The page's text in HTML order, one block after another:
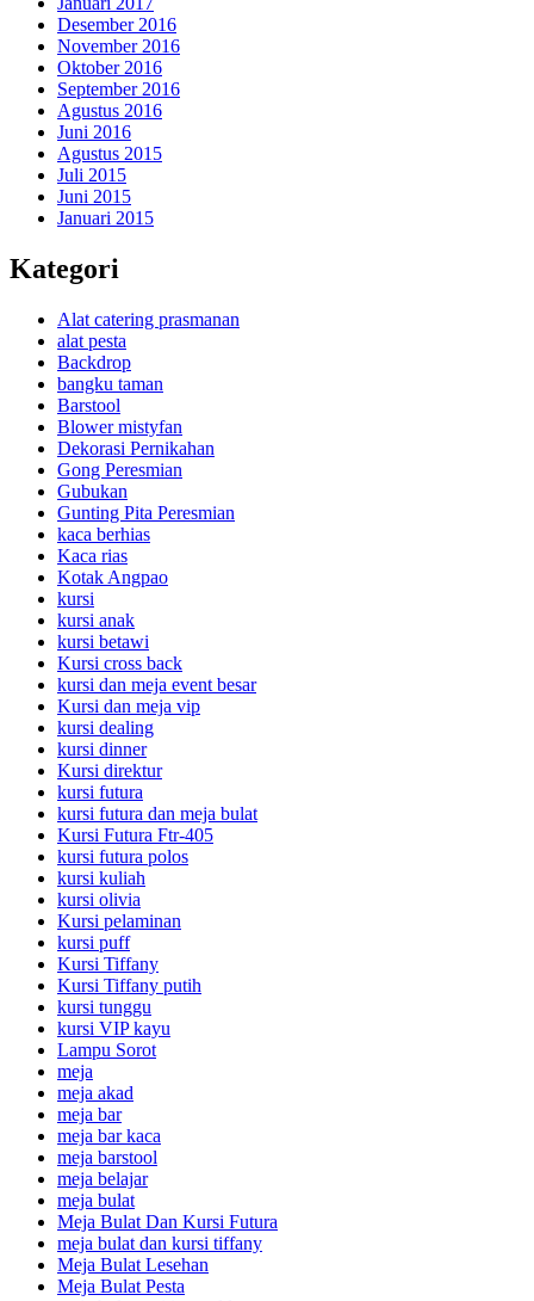
Desember 2016
November 2016
Oktober 2016
September 2016
Agustus 2016
Juni 2016
Agustus 2015
Juli 2015
Juni 2015
Januari 2015
Kategori
Alat catering prasmanan
alat pesta
Backdrop
bangku taman
Barstool
Blower mistyfan
Dekorasi Pernikahan
Gong Peresmian
Gubukan
Gunting Pita Peresmian
kaca berhias
Kaca rias
Kotak Angpao
kursi
kursi anak
kursi betawi
Kursi cross back
kursi dan meja event besar
Kursi dan meja vip
kursi dealing
kursi dinner
Kursi direktur
kursi futura
kursi futura dan meja bulat
Kursi Futura Ftr-405
kursi futura polos
kursi kuliah
kursi olivia
Kursi pelaminan
kursi puff
Kursi Tiffany
Kursi Tiffany putih
kursi tunggu
kursi VIP kayu
Lampu Sorot
meja
meja akad
meja bar
meja bar kaca
meja barstool
meja belajar
meja bulat
Meja Bulat Dan Kursi Futura
meja bulat dan kursi tiffany
Meja Bulat Lesehan
Meja Bulat Pesta